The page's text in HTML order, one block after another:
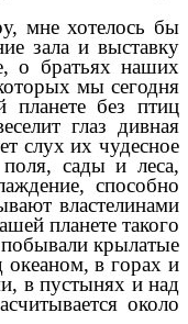
мне хотелось бы
зала и выставку
о братьях наших
мы сегодня
без птиц
глаз дивная
слух их чудесное
сады и леса,
способно
властелинами
планете такого
крылатые
океаном, в горах и
в пустынях и над
около